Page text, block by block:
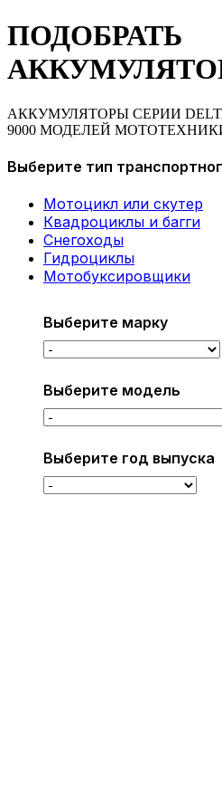
ПОДОБРАТЬ
АККУМУЛЯТОРЫ СЕРИИ
9000 МОДЕЛЕЙ
Выберите тип
Мотоцикл или скутер
Квадроциклы и багги
Снегоходы
Гидроциклы
Мотобуксировщики
Выберите марку
Выберите модель
Выберите год выпуска